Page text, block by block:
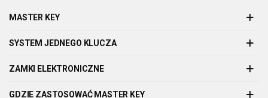
MASTER KEY
SYSTEM JEDNEGO KLUCZA
ZAMKI ELEKTRONICZNE
GDZIE ZASTOSOWAĆ MASTER KEY